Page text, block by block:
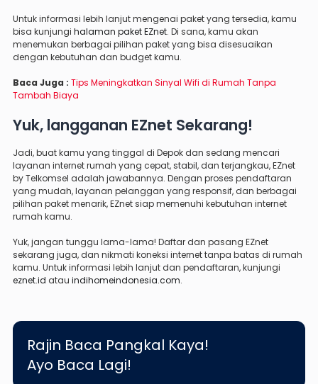
Untuk informasi lebih lanjut mengenai paket yang tersedia, kamu
bisa kunjungi halaman paket EZnet. Di sana, kamu akan
menemukan berbagai pilihan paket yang bisa disesuaikan
dengan kebutuhan dan budget kamu.
Baca Juga : Tips Meningkatkan Sinyal Wifi di Rumah Tanpa
Tambah Biaya
Yuk, langganan EZnet Sekarang!
Jadi, buat kamu yang tinggal di Depok dan sedang mencari
layanan internet rumah yang cepat, stabil, dan terjangkau, EZnet
by Telkomsel adalah jawabannya. Dengan proses pendaftaran
yang mudah, layanan pelanggan yang responsif, dan berbagai
pilihan paket menarik, EZnet siap memenuhi kebutuhan internet
rumah kamu.
Yuk, jangan tunggu lama-lama! Daftar dan pasang EZnet
sekarang juga, dan nikmati koneksi internet tanpa batas di rumah
kamu. Untuk informasi lebih lanjut dan pendaftaran, kunjungi
eznet.id atau indihomeindonesia.com.
Rajin Baca Pangkal Kaya!
Ayo Baca Lagi!